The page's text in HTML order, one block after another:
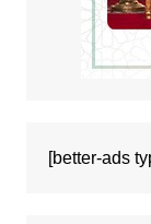
[better-ads